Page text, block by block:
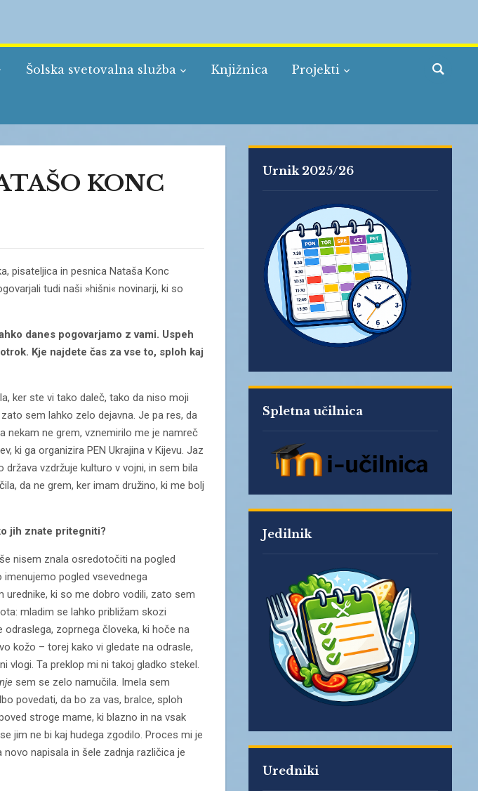
Šolska svetovalna služba Knjižnica Projekti
KONC
pisateljica in pesnica Nataša Konc
tudi naši »hišni« novinarji, ki so
danes pogovarjamo z vami. Uspeh
Kje najdete čas za vse to, sploh kaj
ker ste vi tako daleč, tako da niso moji
sem lahko zelo dejavna. Je pa res, da
nekam ne grem, vznemirilo me je namreč
ki ga organizira PEN Ukrajina v Kijevu. Jaz
vzdržuje kulturo v vojni, in sem bila
da ne grem, ker imam družino, ki me bolj
jih znate pritegniti?
nisem znala osredotočiti na pogled
pogled vsevednega
urednike, ki so me dobro vodili, zato sem
mladim se lahko približam skozi
zoprnega človeka, ki hoče na
kožo – torej kako vi gledate na odrasle,
vlogi. Ta preklop mi ni takoj gladko stekel.
sem se zelo namučila. Imela sem
povedati, da bo za vas, bralce, sploh
stroge mame, ki blazno in na vsak
jim ne bi kaj hudega zgodilo. Proces mi je
napisala in šele zadnja različica je
Urnik 2025/26
Spletna učilnica
Jedilnik
Uredniki